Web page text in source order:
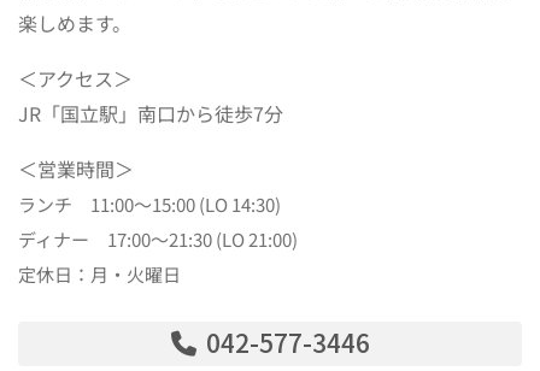
楽しめます。
＜アクセス＞
JR「国立駅」南口から徒歩7分
＜営業時間＞
ランチ 11:00～15:00 (LO 14:30)
ディナー 17:00～21:30 (LO 21:00)
定休日： 月・火曜日
042-577-3446